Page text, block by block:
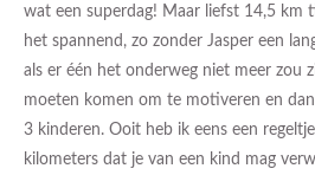
wat een superdag! Maar liefst 14,5 km
het spannend, zo zonder Jasper een
als er één het onderweg niet meer zou
moeten komen om te motiveren en
3 kinderen. Ooit heb ik eens een
kilometers dat je van een kind mag